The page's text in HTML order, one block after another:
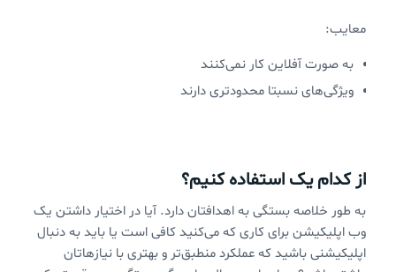
معایب:
به صورت آفلاین کار نمی‌کنند
ویژگی‌های نسبتا محدودتری دارند
از کدام یک استفاده کنیم؟
به طور خلاصه بستگی به اهدافتان دارد. آیا در اختیار داشتن یک
وب اپلیکیشن برای کاری که می‌کنید کافی است یا باید به دنبال
اپلیکیشنی باشید که عملکرد منطبق‌تر و بهتری با نیازهاتان